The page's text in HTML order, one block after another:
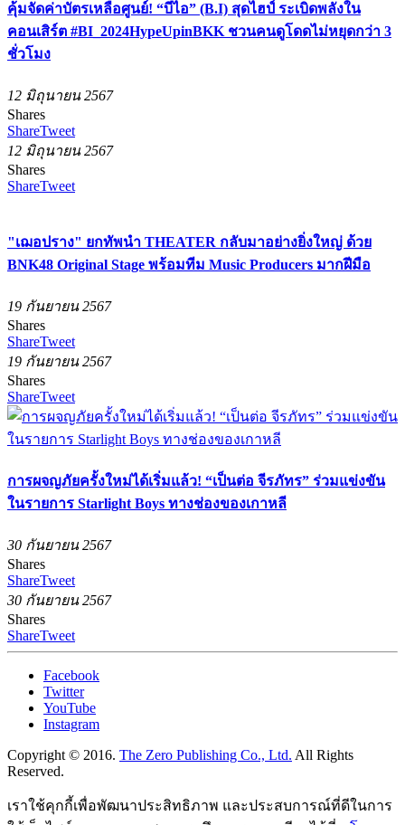
คุ้มจัดค่าบัตรเหลือศูนย์! “บีไอ” (B.I) สุดไฮป์ ระเบิดพลังใน
คอนเสิร์ต #BI_2024HypeUpinBKK ชวนคนดูโดดไม่หยุดกว่า 3
ชั่วโมง
12 มิถุนายน 2567
Shares
ShareTweet
12 มิถุนายน 2567
Shares
ShareTweet
"เฌอปราง" ยกทัพนำ THEATER กลับมาอย่างยิ่งใหญ่ ด้วย
BNK48 Original Stage พร้อมทีม Music Producers มากฝีมือ
19 กันยายน 2567
Shares
ShareTweet
19 กันยายน 2567
Shares
ShareTweet
การผจญภัยครั้งใหม่ได้เริ่มแล้ว! “เป็นต่อ จีรภัทร” ร่วมแข่งขัน
ในรายการ Starlight Boys ทางช่องของเกาหลี
30 กันยายน 2567
Shares
ShareTweet
30 กันยายน 2567
Shares
ShareTweet
Facebook
Twitter
YouTube
Instagram
Copyright © 2016. The Zero Publishing Co., Ltd. All Rights
Reserved.
เราใช้คุกกี้เพื่อพัฒนาประสิทธิภาพ และประสบการณ์ที่ดีในการ